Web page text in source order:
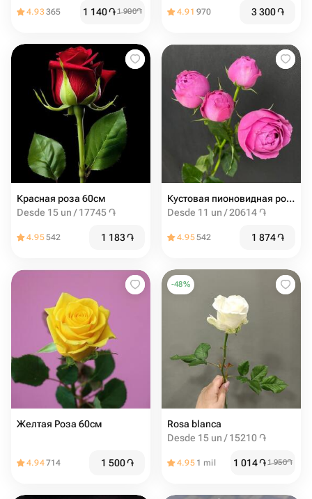
4.93365 1 140֏1 900֏ 4.91 970 3 300֏
Красная роза 60см
Desde 15 un / 17745 ֏
4.95542 1 183֏
Кустовая пионовидная роза мисти баблс 60см
Desde 11 un / 20614 ֏
4.95542 1 874֏
Желтая Роза 60см
4.94714 1 500֏
-48%
Rosa blanca
Desde 15 un / 15210 ֏
4.95 1 mil 1 014֏1 950֏